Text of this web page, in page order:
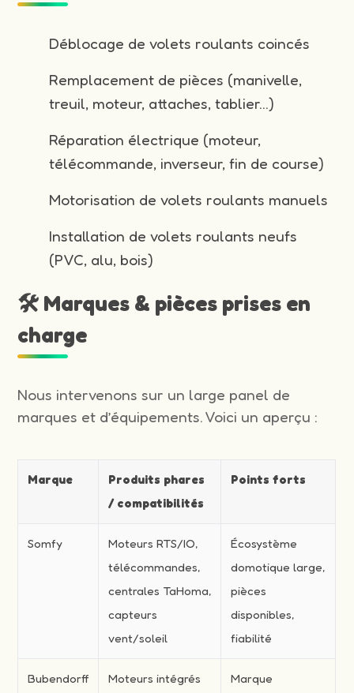
Déblocage de volets roulants coincés
Remplacement de pièces (manivelle,
treuil, moteur, attaches, tablier…)
Réparation électrique (moteur,
télécommande, inverseur, fin de course)
Motorisation de volets roulants manuels
Installation de volets roulants neufs
(PVC, alu, bois)
🛠️ Marques & pièces prises en
charge
Nous intervenons sur un large panel de
marques et d’équipements. Voici un aperçu :
Marque
Produits phares
/ compatibilités
Points forts
Somfy
Moteurs RTS/IO,
télécommandes,
centrales TaHoma,
capteurs
vent/soleil
Écosystème
domotique large,
pièces
disponibles,
fiabilité
Bubendorff
Moteurs intégrés
Marque